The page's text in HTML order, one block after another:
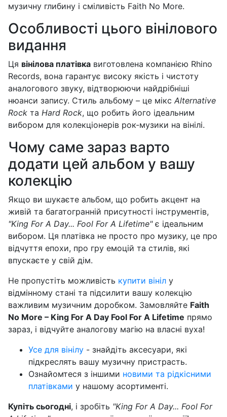
музичну глибину і сміливість Faith No More.
Особливості цього вінілового
видання
Ця вінілова платівка виготовлена компанією Rhino
Records, вона гарантує високу якість і чистоту
аналогового звуку, відтворюючи найдрібніші
нюанси запису. Стиль альбому – це мікс Alternative
Rock та Hard Rock, що робить його ідеальним
вибором для колекціонерів рок-музики на вінілі.
Чому саме зараз варто
додати цей альбом у вашу
колекцію
Якщо ви шукаєте альбом, що робить акцент на
живій та багатогранній присутності інструментів,
"King For A Day... Fool For A Lifetime"є ідеальним
вибором. Ця платівка не просто про музику, це про
відчуття епохи, про гру емоцій та стилів, які
впускаєте у свій дім.
Не пропустіть можливість купити вініл у
відмінному стані та підсилити вашу колекцію
важливим музичним доробком. Замовляйте Faith
No More – King For A Day Fool For A Lifetime прямо
зараз, і відчуйте аналогову магію на власні вуха!
Усе для вінілу - знайдіть аксесуари, які
підкреслять вашу музичну пристрасть.
Ознайомтеся з іншими новими та рідкісними
платівками у нашому асортименті.
Купіть сьогодні, і зробіть "King For A Day... Fool For